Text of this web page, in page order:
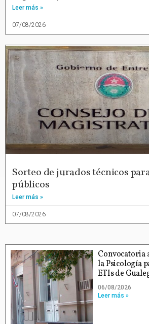
Leer más »
07/08/2026
Sorteo de jurados técnicos
públicos
Leer más »
07/08/2026
Convocatoria
la Psicología
ETIs de
06/08/2026
Leer más »